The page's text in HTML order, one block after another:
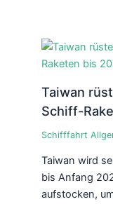
Taiwan
Schiff-
Schifffahrt
Taiwan wird
bis Anfang
aufstocken,